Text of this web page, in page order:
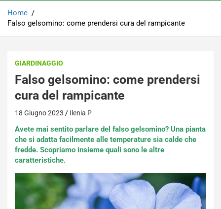
Home
Falso gelsomino: come prendersi cura del rampicante
GIARDINAGGIO
Falso gelsomino: come prendersi
cura del rampicante
18 Giugno 2023 Ilenia P
Avete mai sentito parlare del falso gelsomino? Una pianta
che si adatta facilmente alle temperature sia calde che
fredde. Scopriamo insieme quali sono le altre
caratteristiche.